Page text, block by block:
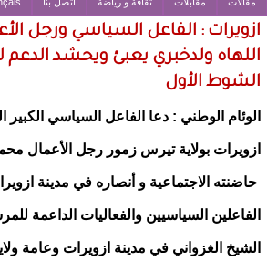
مقالات مقابلات ثقافة و رياضة اتصل بنا
ازويرات : الفاعل السياسي ورجل
اللهاه ولدخبري يعبئ ويحشد الدعم
الشوط الأول
الوئام الوطني : دعا الفاعل السياسي الكبير
ازويرات بولاية تيرس زمور رجل الأعمال
حاضنته الاجتماعية و أنصاره في مدينة
الفاعلين السياسيين والفعاليات الداعمة
الشيخ الغزواني في مدينة ازويرات وعامة